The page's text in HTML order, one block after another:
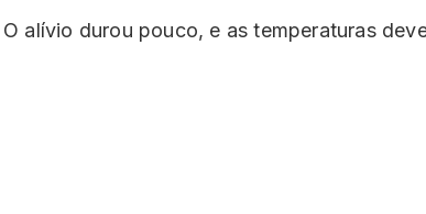
O alívio durou pouco, e as temperaturas